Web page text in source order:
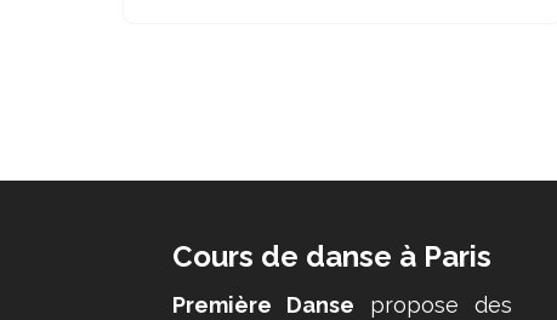
Cours de danse à Paris
Première Danse propose des